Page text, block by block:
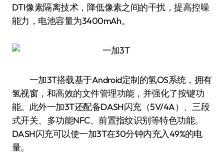
DTI像素隔离技术，降低像素之间的干扰，提高控噪
能力，电池容量为3400mAh。
一加3T搭载基于Android定制的氢OS系统，拥有
氢视窗，和高效的文件管理功能，并强化了按键功
能。此外一加3T还配备DASH闪充（5V/4A）、三段
式开关、多功能NFC、前置指纹识别等特色功能。
DASH闪充可以使一加3T在30分钟内充入49%的电
量。